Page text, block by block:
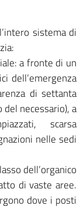
sistema di
a fronte di un
dell’emergenza
di settanta
necessario), a
scarsa
nelle sedi
dell’organico
di vaste aree.
dove i posti